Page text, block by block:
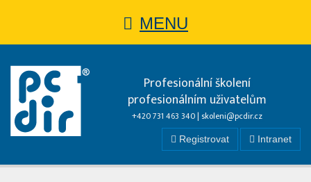
MENU
Profesionální školení
profesionálním uživatelům
+420 731 463 340 | skoleni@pcdir.cz
Registrovat Intranet